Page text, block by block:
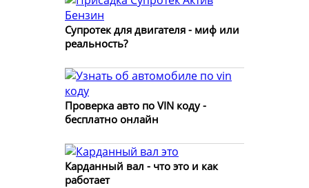
Супротек для двигателя - миф или
реальность?
Проверка авто по VIN коду -
бесплатно онлайн
Карданный вал - что это и как
работает